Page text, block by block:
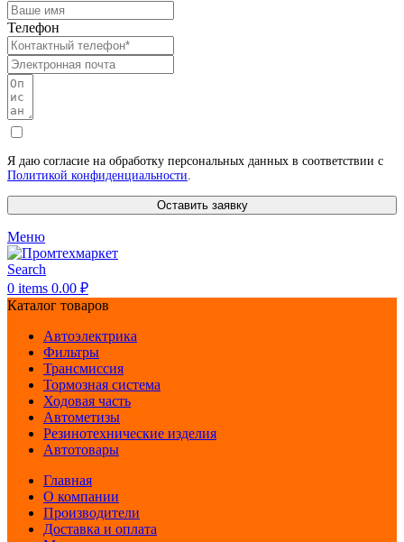
Телефон
Я даю согласие на обработку персональных данных в соответствии с
Политикой конфиденциальности.
Оставить заявку
Меню
Search
0 items 0.00 ₽
Каталог товаров
Автоэлектрика
Фильтры
Трансмиссия
Тормозная система
Ходовая часть
Автометизы
Резинотехнические изделия
Автотовары
Главная
О компании
Производители
Доставка и оплата